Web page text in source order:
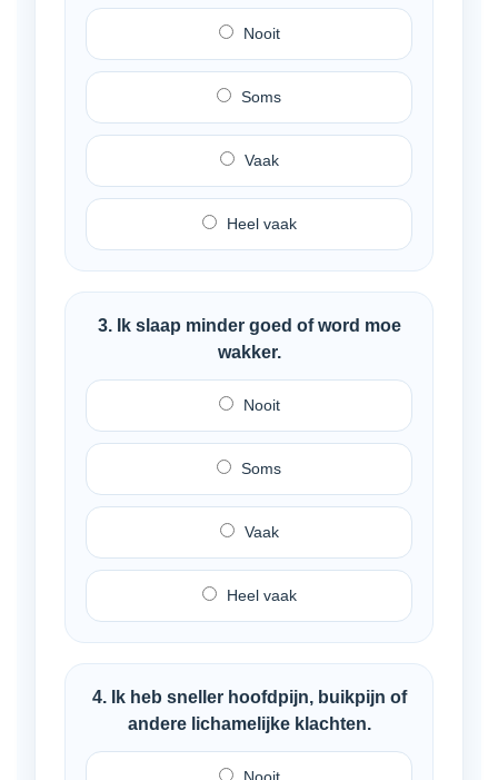
Nooit
Soms
Vaak
Heel vaak
3. Ik slaap minder goed of word moe
wakker.
Nooit
Soms
Vaak
Heel vaak
4. Ik heb sneller hoofdpijn, buikpijn of
andere lichamelijke klachten.